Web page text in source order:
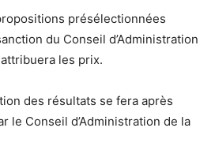
présélectionnées
du Conseil d’Administration
les prix.
des résultats se fera après
le Conseil d’Administration de la